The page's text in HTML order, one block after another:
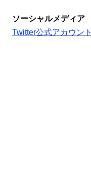
ソーシャルメディア
Twitter公式アカウント